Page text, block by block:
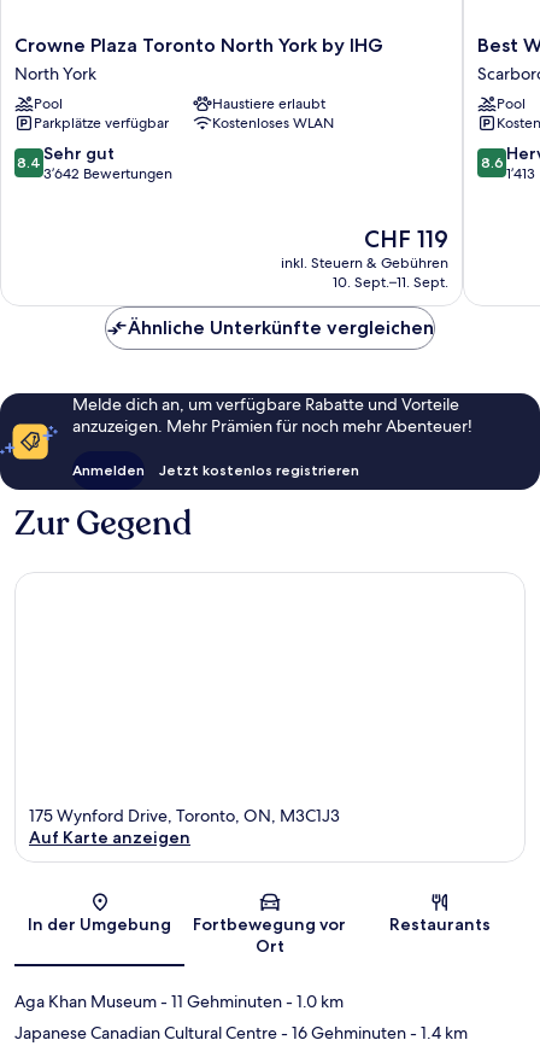
Crowne
Plaza
Toronto
North
York
by
IHG
Crowne Plaza Toronto North York by IHG
North York
Pool
Haustiere erlaubt
Parkplätze verfügbar
Kostenloses WLAN
8.4
von
8.4 Sehr gut
3’642 Bewertungen
Der
Preis
beträgt
CHF 119
inkl. Steuern & Gebühren
10. Sept.–11. Sept.
Best
Western
Plus
Inn
Best
Pool
8.6
von
8.6
Ähnliche Unterkünfte vergleichen
Melde dich an, um verfügbare Rabatte und Vorteile
anzuzeigen. Mehr Prämien für noch mehr Abenteuer!
Anmelden Jetzt kostenlos registrieren
Zur Gegend
Karte
175 Wynford Drive, Toronto, ON, M3C1J3
Auf Karte anzeigen
In der Umgebung
Fortbewegung vor
Ort
Restaurants
Aga Khan Museum- 11 Gehminuten- 1.0 km
Japanese Canadian Cultural Centre- 16 Gehminuten- 1.4 km